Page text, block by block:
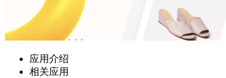
应用介绍
相关应用